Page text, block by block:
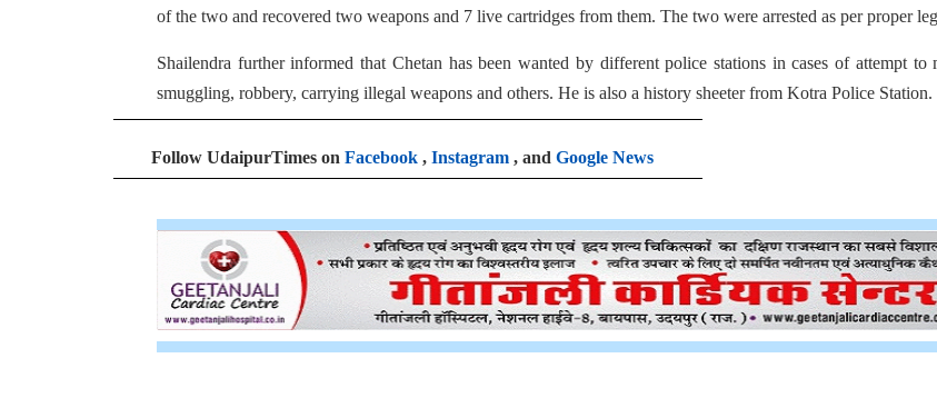
of the two and recovered two weapons and 7 live cartridges from them. The two were arrested as per proper
Shailendra further informed that Chetan has been wanted by different police stations in cases of attempt to
smuggling, robbery, carrying illegal weapons and others. He is also a history sheeter from Kotra Police Station.
Follow UdaipurTimes on Facebook , Instagram , and Google News